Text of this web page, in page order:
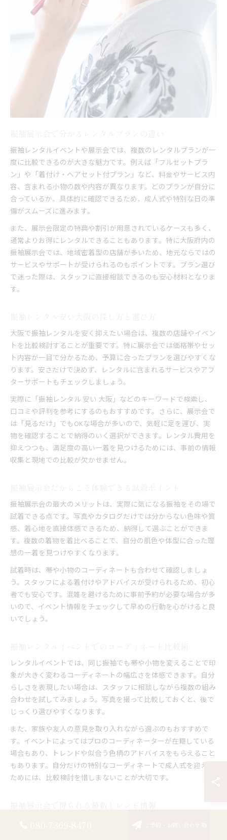
振袖レンタルイベントや展示会では、複数のレンタルプランが一
度に比較できるのが大きな魅力です。例えば「フルセットプラ
ン」や「着付け・ヘアセット付プラン」など、料金やサービス内
容、含まれる小物の数や内容が異なります。どのプランが自分に
合っているか、具体的に確認できるため、成人式や特別な日の準
備がスムーズに進みます。
また、展示会限定の特典や割引が用意されているケースも多く、
通常よりお得にレンタルできることもあります。特に大阪府内の
振袖展示会では、地域密着型の店舗が多いため、地元ならではの
サービスやサポートが受けられるのもポイントです。プラン選び
で迷った際は、スタッフに直接相談できるのも安心材料となりま
す。
大阪で振袖レンタルを安く抑えたい場合は、複数の店舗やイベン
トを比較検討することが重要です。特に展示会では価格帯やセッ
ト内容が一目で分かるため、予算に合ったプランを選びやすくな
ります。安さだけで決めず、レンタルに含まれるサービスやアフ
ターサポートもチェックしましょう。
実際に「振袖レンタル 安い 大阪」などのキーワードで検索し、
口コミや評判を参考にするのもおすすめです。さらに、展示会で
は「見るだけ」でもOKな場合が多いので、気軽に足を運び、実
物を確認することで納得のいく選択ができます。レンタル費用を
抑えつつも、満足度の高い一着を見つけるためには、事前の情報
収集と現地での比較が欠かせません。
振袖展示会の最大のメリットは、実際に気になる振袖をその場で
試着できる点です。写真やカタログだけでは分からない色味や質
感、着心地を直接体感できるため、納得して選ぶことができま
す。複数の着物を着比べることで、自分の肌色や体型に合った理
想の一着を見つけやすくなります。
試着時は、帯や小物のコーディネートも合わせて確認しましょ
う。スタッフによる着付けやアドバイスが受けられるため、初心
者でも安心です。混雑を避けるために事前予約が必要な場合が多
いので、イベント情報をチェックして早めの行動を心がけると良
いでしょう。
レンタルイベントでは、同じ振袖でも帯や小物を変えることで印
象が大きく変わるコーディネートの幅広さを体感できます。自分
らしさを表現したい場合は、スタッフに相談しながら複数の組み
合わせを試してみましょう。写真を撮って比較しておくと、後で
じっくり選びやすくなります。
また、家族や友人の意見を取り入れながら選ぶのもおすすめで
す。イベントによってはプロのコーディネーターが在籍している
場合もあり、トレンドや似合う色柄のアドバイスをもらえること
もあります。自分だけの特別なコーディネートで成人式を迎える
ためには、比較検討を惜しまないことが大切です。